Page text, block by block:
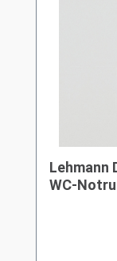
Lehmann
WC-